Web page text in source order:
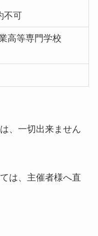
不可
高等専門学校
、一切出来ません
は、主催者様へ直